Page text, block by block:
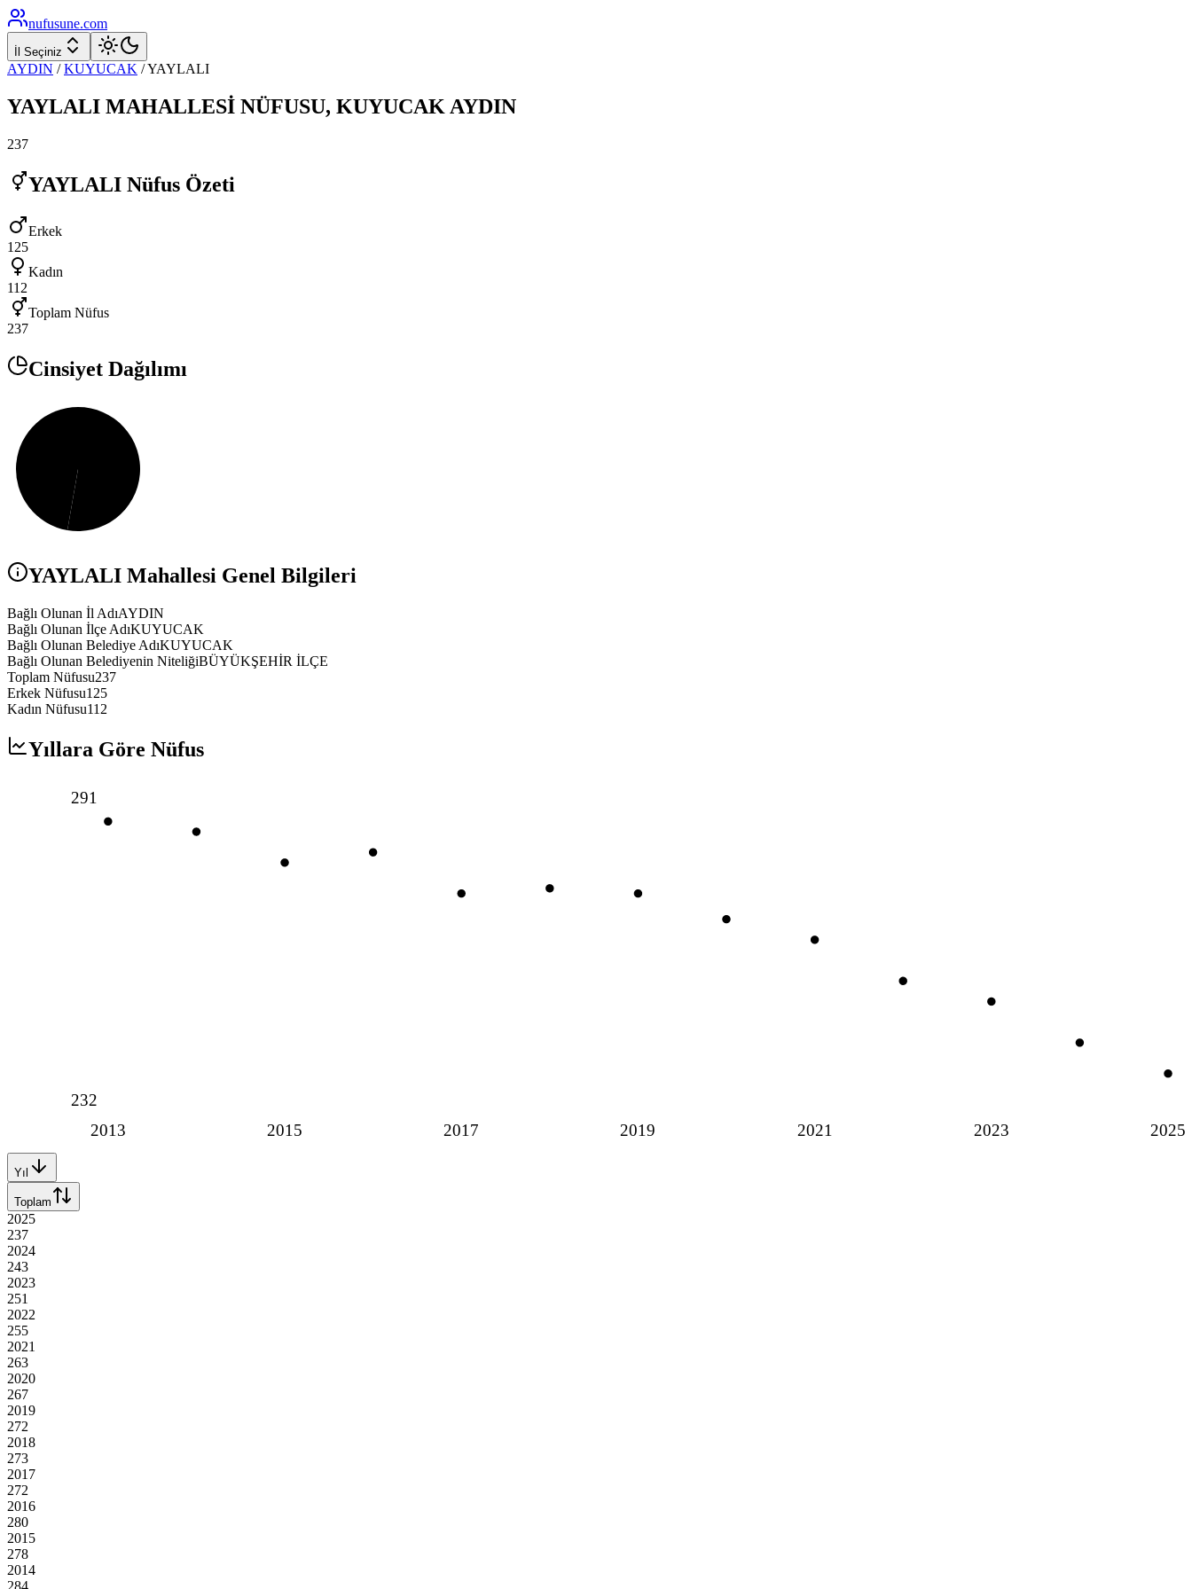
nufusune.com
İl Seçiniz
AYDIN / KUYUCAK /YAYLALI
YAYLALI MAHALLESİ NÜFUSU, KUYUCAK AYDIN
237
YAYLALI Nüfus Özeti
Erkek
125
Kadın
112
Toplam Nüfus
237
Cinsiyet Dağılımı
YAYLALI Mahallesi Genel Bilgileri
Bağlı Olunan İl AdıAYDIN
Bağlı Olunan İlçe AdıKUYUCAK
Bağlı Olunan Belediye AdıKUYUCAK
Bağlı Olunan Belediyenin NiteliğiBÜYÜKŞEHİR İLÇE
Toplam Nüfusu237
Erkek Nüfusu125
Kadın Nüfusu112
Yıllara Göre Nüfus
2013 2015 2017 2019 2021 2023 2025
291
232
Yıl
Toplam
2025
237
2024
243
2023
251
2022
255
2021
263
2020
267
2019
272
2018
273
2017
272
2016
280
2015
278
2014